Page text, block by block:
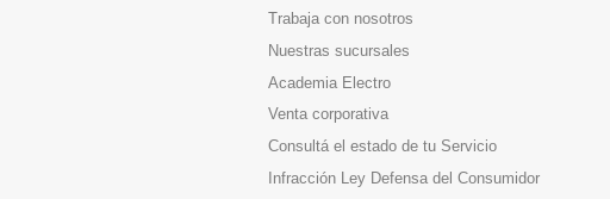
Trabaja con nosotros
Nuestras sucursales
Academia Electro
Venta corporativa
Consultá el estado de tu Servicio
Infracción Ley Defensa del Consumidor